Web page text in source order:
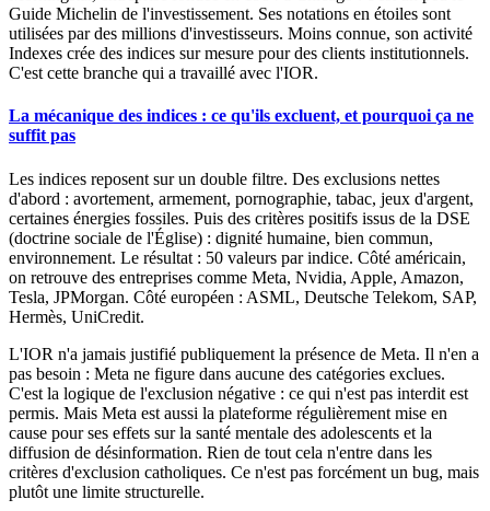
Guide Michelin de l'investissement. Ses notations en étoiles sont
utilisées par des millions d'investisseurs. Moins connue, son activité
Indexes crée des indices sur mesure pour des clients institutionnels.
C'est cette branche qui a travaillé avec l'IOR.
La mécanique des indices : ce qu'ils excluent, et pourquoi ça ne
suffit pas
Les indices reposent sur un double filtre. Des exclusions nettes
d'abord : avortement, armement, pornographie, tabac, jeux d'argent,
certaines énergies fossiles. Puis des critères positifs issus de la DSE
(doctrine sociale de l'Église) : dignité humaine, bien commun,
environnement. Le résultat : 50 valeurs par indice. Côté américain,
on retrouve des entreprises comme Meta, Nvidia, Apple, Amazon,
Tesla, JPMorgan. Côté européen : ASML, Deutsche Telekom, SAP,
Hermès, UniCredit.
L'IOR n'a jamais justifié publiquement la présence de Meta. Il n'en a
pas besoin : Meta ne figure dans aucune des catégories exclues.
C'est la logique de l'exclusion négative : ce qui n'est pas interdit est
permis. Mais Meta est aussi la plateforme régulièrement mise en
cause pour ses effets sur la santé mentale des adolescents et la
diffusion de désinformation. Rien de tout cela n'entre dans les
critères d'exclusion catholiques. Ce n'est pas forcément un bug, mais
plutôt une limite structurelle.